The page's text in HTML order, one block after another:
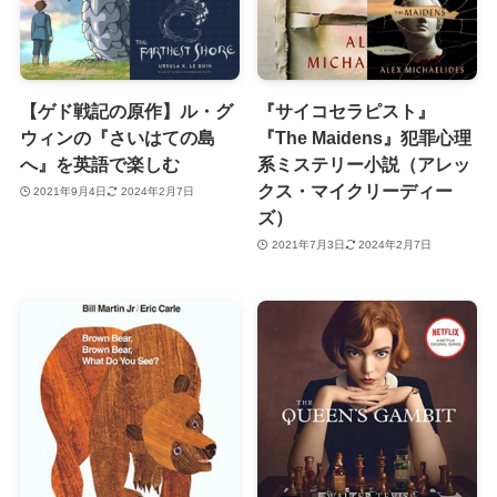
【ゲド戦記の原作】ル・グ
ウィンの『さいはての島
へ』を英語で楽しむ
2021年9月4日 2024年2月7日
『サイコセラピスト』
『The Maidens』犯罪心理
系ミステリー小説（アレッ
クス・マイクリーディー
ズ）
2021年7月3日 2024年2月7日